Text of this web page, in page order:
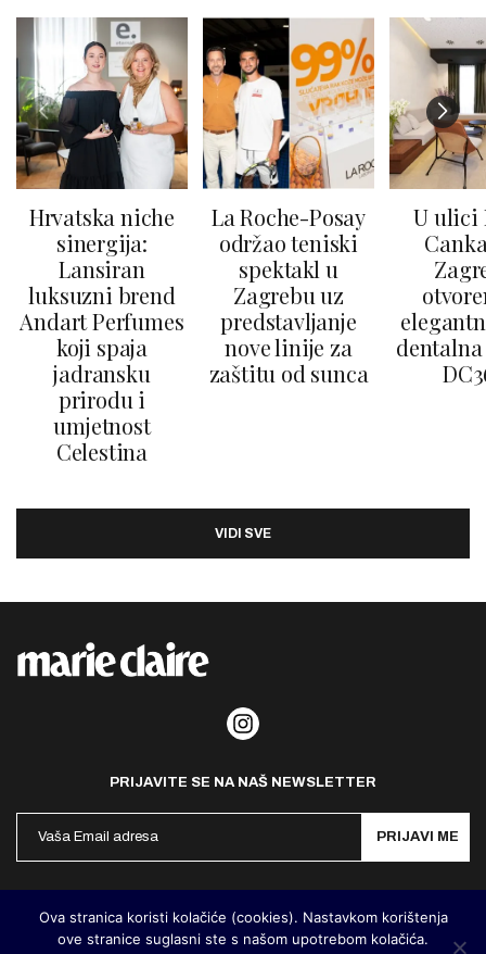
Hrvatska niche
sinergija:
Lansiran
luksuzni brend
Andart Perfumes
koji spaja
jadransku
prirodu i
umjetnost
Celestina
La Roche-Posay
održao teniski
spektakl u
Zagrebu uz
predstavljanje
nove linije za
zaštitu od sunca
U ulici
VIDI SVE
PRIJAVITE SE NA NAŠ NEWSLETTER
PRIJAVI ME
Ova stranica koristi kolačiće (cookies). Nastavkom korištenja
ove stranice suglasni ste s našom upotrebom kolačića.